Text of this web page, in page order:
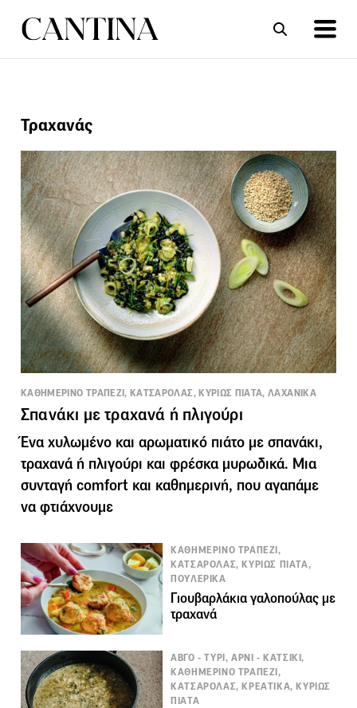
ΣΥΝΤΑΓΕΣ
Τραχανάς
ΚΑΘΗΜΕΡΙΝΟ ΤΡΑΠΕΖΙ, ΚΑΤΣΑΡΟΛΑΣ, ΚΥΡΙΩΣ ΠΙΑΤΑ, ΛΑΧΑΝΙΚΑ
Σπανάκι με τραχανά ή πλιγούρι
Ένα χυλωμένο και αρωματικό πιάτο με σπανάκι,
τραχανά ή πλιγούρι και φρέσκα μυρωδικά. Μια
συνταγή comfort και καθημερινή, που αγαπάμε
να φτιάχνουμε
ΚΑΘΗΜΕΡΙΝΟ ΤΡΑΠΕΖΙ,
ΚΑΤΣΑΡΟΛΑΣ, ΚΥΡΙΩΣ ΠΙΑΤΑ,
ΠΟΥΛΕΡΙΚΑ
Γιουβαρλάκια γαλοπούλας με
τραχανά
ΑΒΓΟ - ΤΥΡΙ, ΑΡΝΙ - ΚΑΤΣΙΚΙ,
ΚΑΘΗΜΕΡΙΝΟ ΤΡΑΠΕΖΙ,
ΚΑΤΣΑΡΟΛΑΣ, ΚΡΕΑΤΙΚΑ, ΚΥΡΙΩΣ
ΠΙΑΤΑ